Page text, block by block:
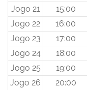
Jogo 21
15:00
Jogo 22
16:00
Jogo 23
17:00
Jogo 24
18:00
Jogo 25
19:00
Jogo 26
20:00